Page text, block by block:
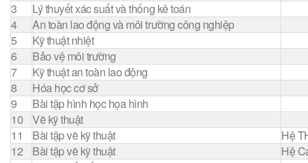
3
Lý thuyết xác suất và thống kê toán
4
An toàn lao động và môi trường công nghiệp
5
Kỹ thuật nhiệt
6
Bảo vệ môi trường
7
Kỹ thuật an toàn lao động
8
Hóa học cơ sở
9
Bài tập hình học họa hình
10
Vẽ kỹ thuật
11
Bài tập vẽ kỹ thuật
Hệ
12
Bài tập vẽ kỹ thuật
Hệ